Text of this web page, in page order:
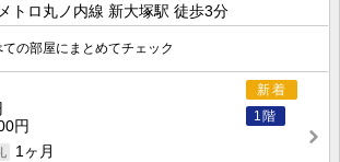
トロ丸ノ内線 新大塚駅 徒歩3分
の部屋にまとめてチェック
新着
1階
円
1ヶ月